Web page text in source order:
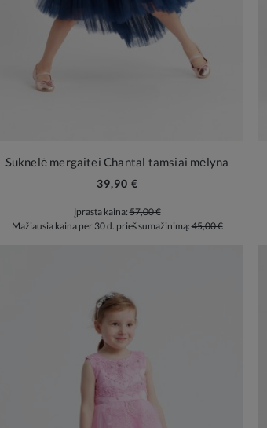
Suknelė mergaitei Chantal tamsiai mėlyna
39,90 €
Įprasta kaina:57,00 €
Mažiausia kaina per 30 d. prieš sumažinimą:45,00 €